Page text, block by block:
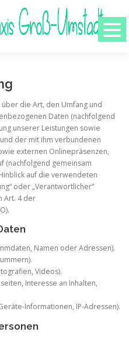
LEISTUNGEN
die Art, den Umfang und
Daten (nachfolgend
unserer Leistungen sowie
der mit ihm verbundenen
externen Onlinepräsenzen,
(nachfolgend gemeinsam
auf die verwendeten
oder „Verantwortlicher“
Art. 4 der
Namen oder Adressen).
Videos).
Interesse an Inhalten,
Informationen, IP-Adressen).